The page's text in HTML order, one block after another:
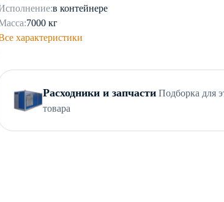
в контейнере
7000 кг
характеристики
Расходники и запчасти Подборка для
товара